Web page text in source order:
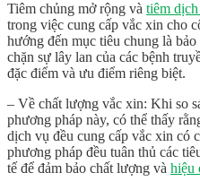
Tiêm chủng mở rộng và tiêm
trong việc cung cấp vắc xin cho
hướng đến mục tiêu chung là
chặn sự lây lan của các bệnh
đặc điểm và ưu điểm riêng biệt.
– Về chất lượng vắc xin: Khi so
phương pháp này, có thể thấy
dịch vụ đều cung cấp vắc xin có
phương pháp đều tuân thủ các
tế để đảm bảo chất lượng và hiệu